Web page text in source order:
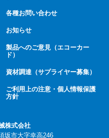
各種お問い合わせ
お知らせ
製品へのご意見（エコーカー
ド）
資材調達（サプライヤー募集）
ご利用上の注意・個人情報保護
方針
株式会社
坂市大字幸高246